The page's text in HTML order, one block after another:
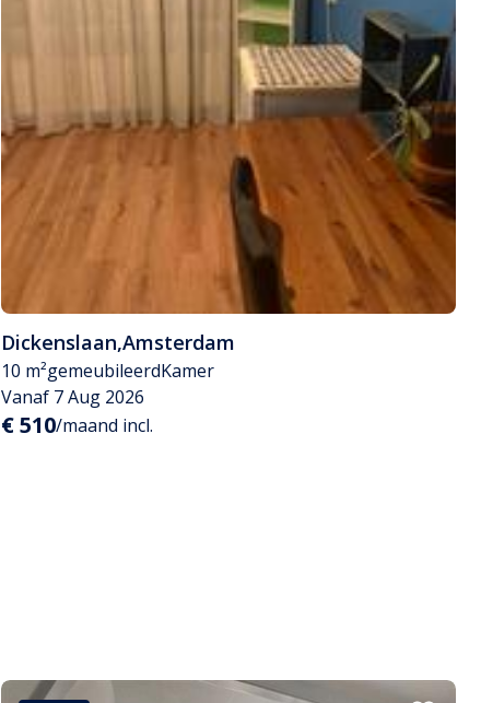
Dickenslaan,Amsterdam
10 m²gemeubileerdKamer
Vanaf 7 Aug 2026
€ 510/maand incl.